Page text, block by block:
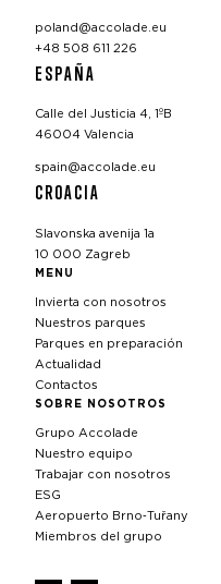
poland@accolade.eu
+48 508 611 226
ESPAÑA
Calle del Justicia 4, 1ºB
46004 Valencia
spain@accolade.eu
CROACIA
Slavonska avenija 1a
10 000 Zagreb
MENU
Invierta con nosotros
Nuestros parques
Parques en preparación
Actualidad
Contactos
SOBRE NOSOTROS
Grupo Accolade
Nuestro equipo
Trabajar con nosotros
ESG
Aeropuerto Brno‑Tuřany
Miembros del grupo